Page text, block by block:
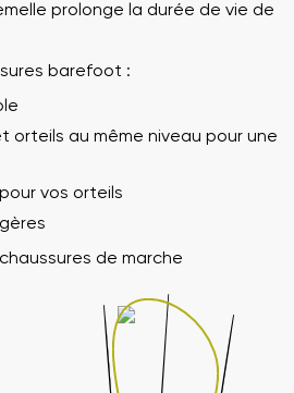
prolonge la durée de vie de
barefoot :
orteils au même niveau pour une
vos orteils
de marche